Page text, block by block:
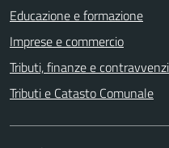
Educazione e formazione
Imprese e commercio
Tributi, finanze e
Tributi e Catasto Comunale